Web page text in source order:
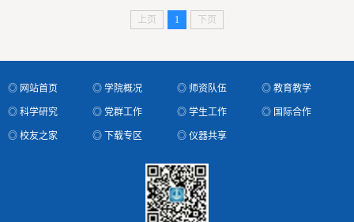
上页 1 下页
◎ 网站首页 ◎ 学院概况 ◎ 师资队伍 ◎ 教育教学
◎ 科学研究 ◎ 党群工作 ◎ 学生工作 ◎ 国际合作
◎ 校友之家 ◎ 下载专区 ◎ 仪器共享